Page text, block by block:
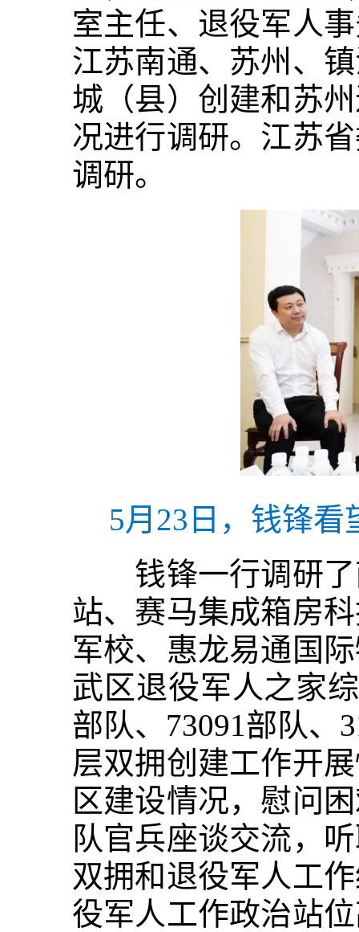
室主任、退役军人
江苏南通、苏州、
城（县）创建和苏
况进行调研。江苏
调研。
5月23日，钱锋
钱锋一行调研了
站、赛马集成箱房
军校、惠龙易通国
武区退役军人之家
部队、73091部队、
层双拥创建工作开
区建设情况，慰问
队官兵座谈交流，
双拥和退役军人工
役军人工作政治站